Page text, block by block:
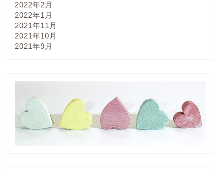
2022年2月
2022年1月
2021年11月
2021年10月
2021年9月